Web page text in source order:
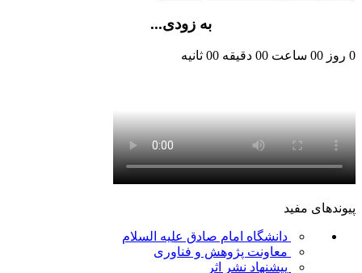
به زودی...
0 روز 00 ساعت 00 دقیقه 00 ثانیه
پیوندهای مفید
دانشگاه امام صادق علیه السلام
معاونت پژوهش و فناوری
پیشنهاد نشر اثر